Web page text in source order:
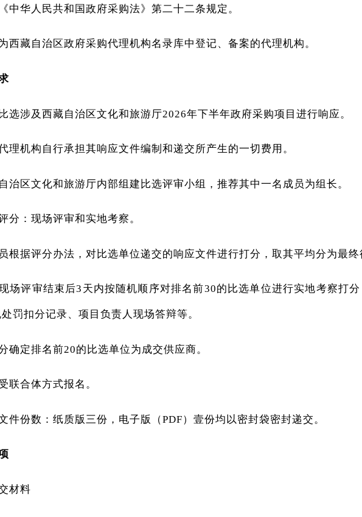
中华人民共和国政府采购法》第二十二条规定。
西藏自治区政府采购代理机构名录库中登记、备案的代理机构。
选涉及西藏自治区文化和旅游厅2026年下半年政府采购项目进行响应。
理机构自行承担其响应文件编制和递交所产生的一切费用。
治区文化和旅游厅内部组建比选评审小组，推荐其中一名成员为组长。
分：现场评审和实地考察。
根据评分办法，对比选单位递交的响应文件进行打分，取其平均分为最终
场评审结束后3天内按随机顺序对排名前30的比选单位进行实地考察打
罚扣分记录、项目负责人现场答辩等。
确定排名前20的比选单位为成交供应商。
联合体方式报名。
件份数：纸质版三份，电子版（PDF）壹份均以密封袋密封递交。
材料